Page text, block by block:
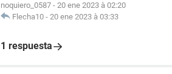
noquiero_0587 - 20 ene 2023 à 02:20
Flecha10 - 20 ene 2023 à 03:33
1 respuesta